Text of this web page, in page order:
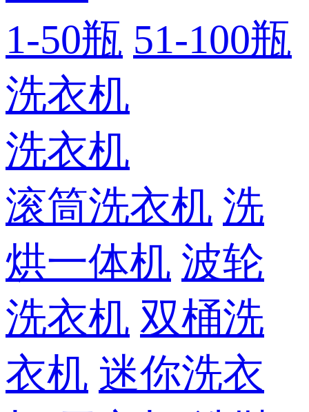
1-50瓶 51-100瓶
洗衣机
洗衣机
滚筒洗衣机 洗
烘一体机 波轮
洗衣机 双桶洗
衣机 迷你洗衣